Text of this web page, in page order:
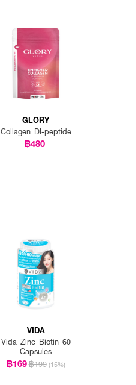
GLORY
Collagen DI-peptide
฿480
VIDA
Vida Zinc Biotin 60
Capsules
฿169฿199 (15%)